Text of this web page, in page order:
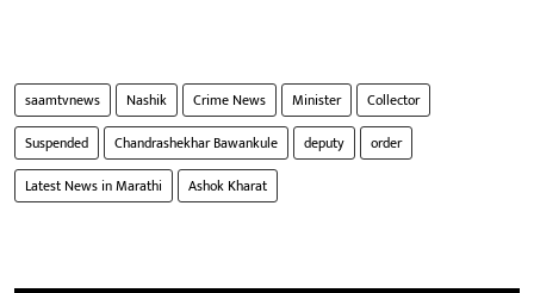
saamtvnews Nashik Crime News Minister
Collector
Suspended
Chandrashekhar Bawankule deputy
order
Latest News in Marathi
Ashok Kharat